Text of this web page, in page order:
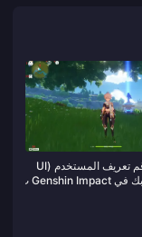
كيف تجد رقم تعريف المستخدم (UI
D) الخاص بك في Genshin Impact ب